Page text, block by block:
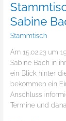
Sabine
Stammtisch
Am 15.02.23 um
Sabine Bach in
ein Blick hinter
bekommen ein
Anschluss
Termine und